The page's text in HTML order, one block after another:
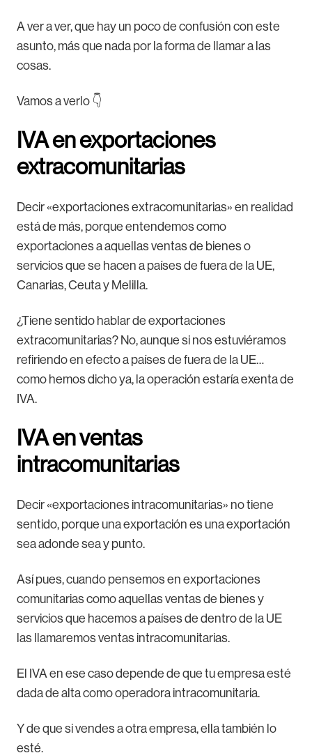
A ver a ver, que hay un poco de confusión con este
asunto, más que nada por la forma de llamar a las
cosas.
Vamos a verlo 👇
IVA en exportaciones
extracomunitarias
Decir «exportaciones extracomunitarias» en realidad
está de más, porque entendemos como
exportaciones a aquellas ventas de bienes o
servicios que se hacen a países de fuera de la UE,
Canarias, Ceuta y Melilla.
¿Tiene sentido hablar de exportaciones
extracomunitarias? No, aunque si nos estuviéramos
refiriendo en efecto a países de fuera de la UE…
como hemos dicho ya, la operación estaría exenta de
IVA.
IVA en ventas
intracomunitarias
Decir «exportaciones intracomunitarias» no tiene
sentido, porque una exportación es una exportación
sea adonde sea y punto.
Así pues, cuando pensemos en exportaciones
comunitarias como aquellas ventas de bienes y
servicios que hacemos a países de dentro de la UE
las llamaremos ventas intracomunitarias.
El IVA en ese caso depende de que tu empresa esté
dada de alta como operadora intracomunitaria.
Y de que si vendes a otra empresa, ella también lo
esté.